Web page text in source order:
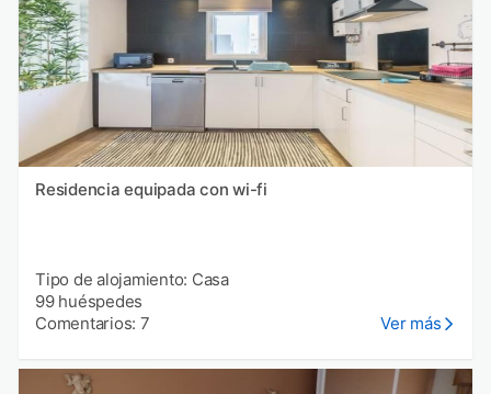
Residencia equipada con wi-fi
Tipo de alojamiento: Casa
99 huéspedes
Comentarios: 7
Ver más